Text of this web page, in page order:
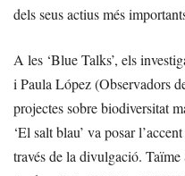
dels seus actius més
A les ‘Blue Talks’, els
i Paula López (Observadors
projectes sobre biodiversitat
‘El salt blau’ va posar
través de la divulgació.